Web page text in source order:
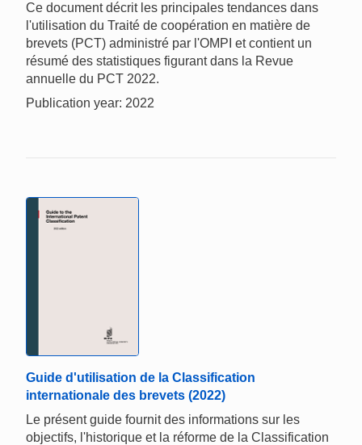
Ce document décrit les principales tendances dans
l'utilisation du Traité de coopération en matière de
brevets (PCT) administré par l'OMPI et contient un
résumé des statistiques figurant dans la Revue
annuelle du PCT 2022.
Publication year: 2022
Guide d'utilisation de la Classification
internationale des brevets (2022)
Le présent guide fournit des informations sur les
objectifs, l'historique et la réforme de la Classification